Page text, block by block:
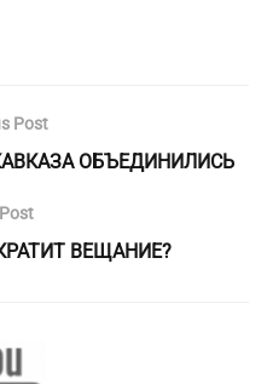
Post
ОБЪЕДИНИЛИСЬ
ВЕЩАНИЕ?